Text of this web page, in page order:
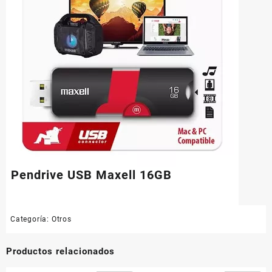
Pendrive USB Maxell 16GB
Categoría: Otros
Productos relacionados